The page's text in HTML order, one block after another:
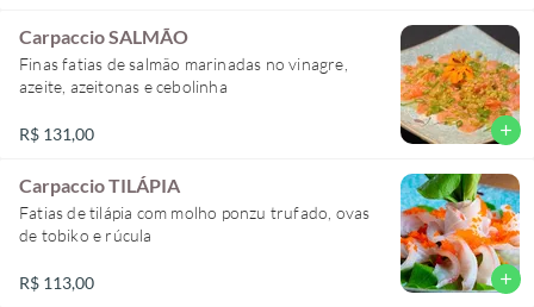
Carpaccio SALMÃO
Finas fatias de salmão marinadas no vinagre,
azeite, azeitonas e cebolinha
R$ 131,00 add
Carpaccio TILÁPIA
Fatias de tilápia com molho ponzu trufado, ovas
de tobiko e rúcula
R$ 113,00 add